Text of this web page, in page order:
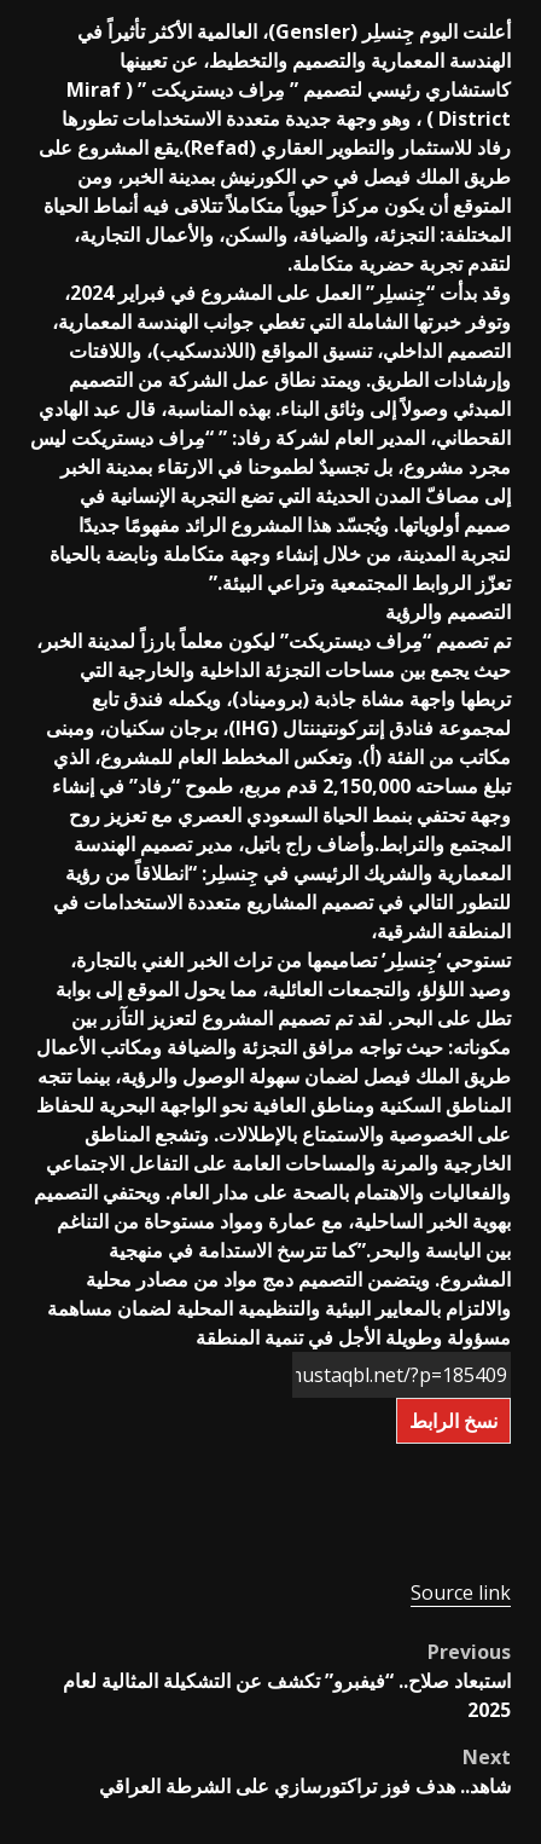
أعلنت اليوم جِنسلِر (Gensler)، العالمية الأكثر تأثيراً في
الهندسة المعمارية والتصميم والتخطيط، عن تعيينها
كاستشاري رئيسي لتصميم ” مِراف ديستريكت ” ( Miraf
District ) ، وهو وجهة جديدة متعددة الاستخدامات تطورها
رفاد للاستثمار والتطوير العقاري (Refad).يقع المشروع على
طريق الملك فيصل في حي الكورنيش بمدينة الخبر، ومن
المتوقع أن يكون مركزاً حيوياً متكاملاً تتلاقى فيه أنماط الحياة
المختلفة: التجزئة، والضيافة، والسكن، والأعمال التجارية،
لتقدم تجربة حضرية متكاملة.
وقد بدأت “جِنسلِر” العمل على المشروع في فبراير 2024،
وتوفر خبرتها الشاملة التي تغطي جوانب الهندسة المعمارية،
التصميم الداخلي، تنسيق المواقع (اللاندسكيب)، واللافتات
وإرشادات الطريق. ويمتد نطاق عمل الشركة من التصميم
المبدئي وصولاً إلى وثائق البناء. بهذه المناسبة، قال عبد الهادي
القحطاني، المدير العام لشركة رفاد: ” “مِراف ديستريكت ليس
مجرد مشروع، بل تجسيدٌ لطموحنا في الارتقاء بمدينة الخبر
إلى مصافّ المدن الحديثة التي تضع التجربة الإنسانية في
صميم أولوياتها. ويُجسّد هذا المشروع الرائد مفهومًا جديدًا
لتجربة المدينة، من خلال إنشاء وجهة متكاملة ونابضة بالحياة
تعزّز الروابط المجتمعية وتراعي البيئة.”
التصميم والرؤية
تم تصميم “مِراف ديستريكت” ليكون معلماً بارزاً لمدينة الخبر،
حيث يجمع بين مساحات التجزئة الداخلية والخارجية التي
تربطها واجهة مشاة جاذبة (بروميناد)، ويكمله فندق تابع
لمجموعة فنادق إنتركونتيننتال (IHG)، برجان سكنيان، ومبنى
مكاتب من الفئة (أ). وتعكس المخطط العام للمشروع، الذي
تبلغ مساحته 2,150,000 قدم مربع، طموح “رفاد” في إنشاء
وجهة تحتفي بنمط الحياة السعودي العصري مع تعزيز روح
المجتمع والترابط.وأضاف راج باتيل، مدير تصميم الهندسة
المعمارية والشريك الرئيسي في جِنسلِر: “انطلاقاً من رؤية
للتطور التالي في تصميم المشاريع متعددة الاستخدامات في
المنطقة الشرقية،
تستوحي ‘جِنسلِر’ تصاميمها من تراث الخبر الغني بالتجارة،
وصيد اللؤلؤ، والتجمعات العائلية، مما يحول الموقع إلى بوابة
تطل على البحر. لقد تم تصميم المشروع لتعزيز التآزر بين
مكوناته: حيث تواجه مرافق التجزئة والضيافة ومكاتب الأعمال
طريق الملك فيصل لضمان سهولة الوصول والرؤية، بينما تتجه
المناطق السكنية ومناطق العافية نحو الواجهة البحرية للحفاظ
على الخصوصية والاستمتاع بالإطلالات. وتشجع المناطق
الخارجية والمرنة والمساحات العامة على التفاعل الاجتماعي
والفعاليات والاهتمام بالصحة على مدار العام. ويحتفي التصميم
بهوية الخبر الساحلية، مع عمارة ومواد مستوحاة من التناغم
بين اليابسة والبحر.”كما تترسخ الاستدامة في منهجية
المشروع. ويتضمن التصميم دمج مواد من مصادر محلية
والالتزام بالمعايير البيئية والتنظيمية المحلية لضمان مساهمة
مسؤولة وطويلة الأجل في تنمية المنطقة
نسخ الرابط
Source link
Post
navigation
Previous
استبعاد صلاح.. “فيفبرو” تكشف عن التشكيلة المثالية لعام
2025
Next
شاهد.. هدف فوز تراكتورسازي على الشرطة العراقي